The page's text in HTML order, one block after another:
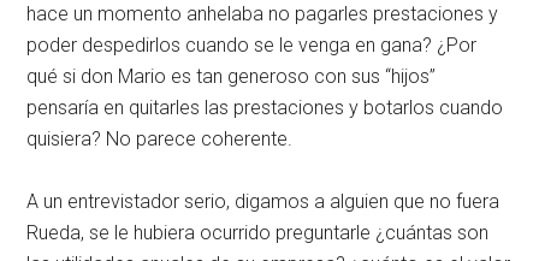
hace un momento anhelaba no pagarles prestaciones y
poder despedirlos cuando se le venga en gana? ¿Por
qué si don Mario es tan generoso con sus “hijos”
pensaría en quitarles las prestaciones y botarlos cuando
quisiera? No parece coherente.
A un entrevistador serio, digamos a alguien que no fuera
Rueda, se le hubiera ocurrido preguntarle ¿cuántas son